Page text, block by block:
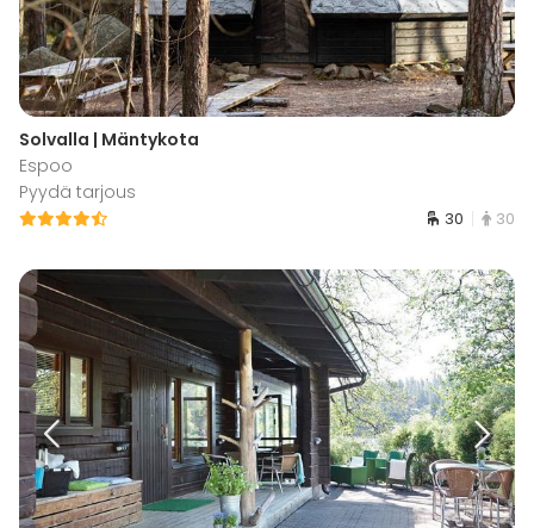
Solvalla | Mäntykota
Espoo
Pyydä tarjous
30 30